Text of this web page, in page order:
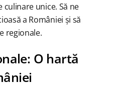
unice. Să ne
a României și să
regionale.
O hartă